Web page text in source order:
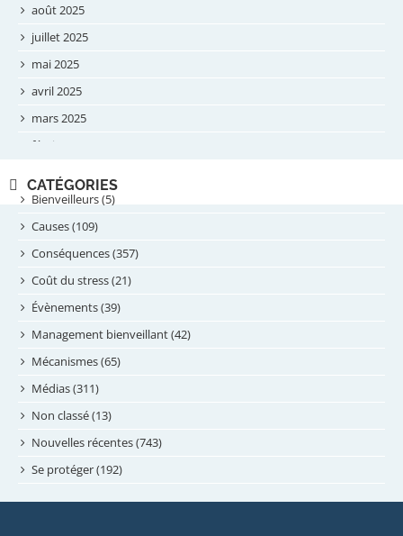
août 2025
juillet 2025
mai 2025
avril 2025
mars 2025
février 2025
septembre 2024
août 2024
juillet 2024
juin 2024
mai 2024
avril 2024
février 2024
janvier 2024
novembre 2023
octobre 2023
septembre 2023
CATÉGORIES
Bienveilleurs (5)
Causes (109)
Conséquences (357)
Coût du stress (21)
Évènements (39)
Management bienveillant (42)
Mécanismes (65)
Médias (311)
Non classé (13)
Nouvelles récentes (743)
Se protéger (192)